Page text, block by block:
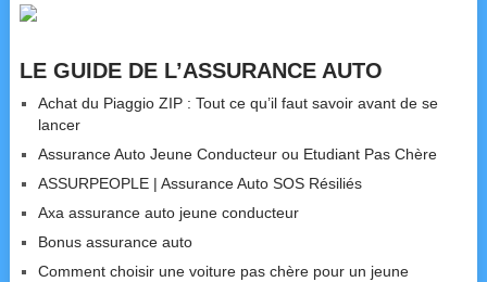
LE GUIDE DE L’ASSURANCE AUTO
Achat du Piaggio ZIP : Tout ce qu’il faut savoir avant de se
lancer
Assurance Auto Jeune Conducteur ou Etudiant Pas Chère
ASSURPEOPLE | Assurance Auto SOS Résiliés
Axa assurance auto jeune conducteur
Bonus assurance auto
Comment choisir une voiture pas chère pour un jeune